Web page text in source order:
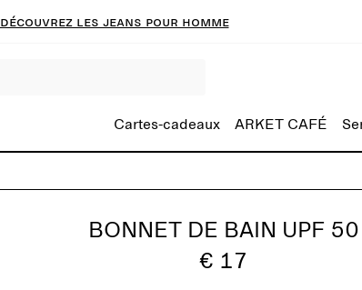
Découvrez les jeans pour homme
Cartes-cadeaux ARKET CAFÉ
BONNET DE BAIN UPF 50
€ 17